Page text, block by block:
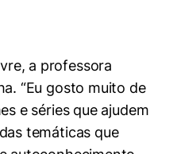
a professora
“Eu gosto muito de
e séries que ajudem
temáticas que